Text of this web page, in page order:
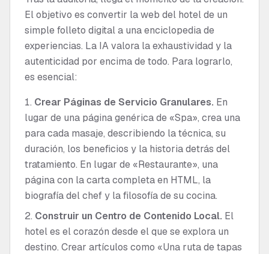
El objetivo es convertir la web del hotel de un
simple folleto digital a una enciclopedia de
experiencias. La IA valora la exhaustividad y la
autenticidad por encima de todo. Para lograrlo,
es esencial:
Crear Páginas de Servicio Granulares. En
lugar de una página genérica de «Spa», crea una
para cada masaje, describiendo la técnica, su
duración, los beneficios y la historia detrás del
tratamiento. En lugar de «Restaurante», una
página con la carta completa en HTML, la
biografía del chef y la filosofía de su cocina.
Construir un Centro de Contenido Local. El
hotel es el corazón desde el que se explora un
destino. Crear artículos como «Una ruta de tapas